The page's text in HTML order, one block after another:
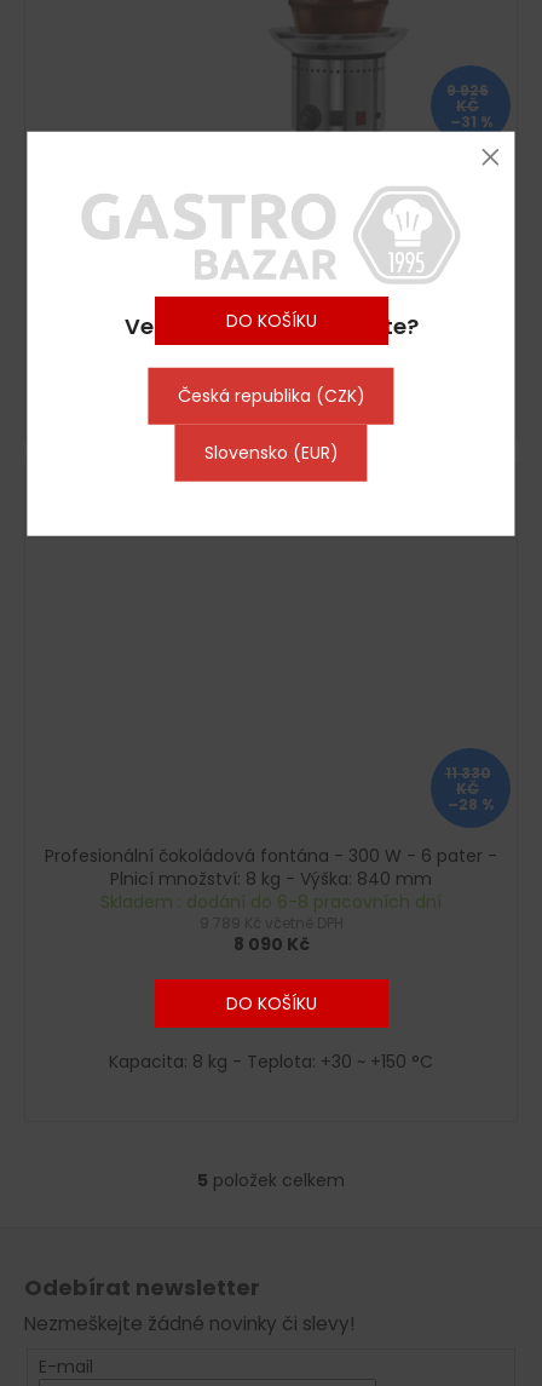
9 926
KČ
–31 %
Profesionální Čokoládová fontána - 280 W - 5 pater
- Plnicí množství: 6 kg - Výška: 700 mm
Skladem : dodání do 6-8 pracovních dní
8 241 Kč včetně DPH
6 811 Kč
DO KOŠÍKU
11 330
KČ
–28 %
Profesionální čokoládová fontána - 300 W - 6 pater -
Plnicí množství: 8 kg - Výška: 840 mm
Skladem : dodání do 6-8 pracovních dní
8 090 Kč
DO KOŠÍKU
Kapacita: 8 kg - Teplota: +30 ~ +150 °C
O
a
5 položek celkem
Odebírat newsletter
Nezmeškejte žádné novinky či slevy!
E-mail
Ve které zemi nakupujete?
Česká republika (CZK)
Slovensko (EUR)